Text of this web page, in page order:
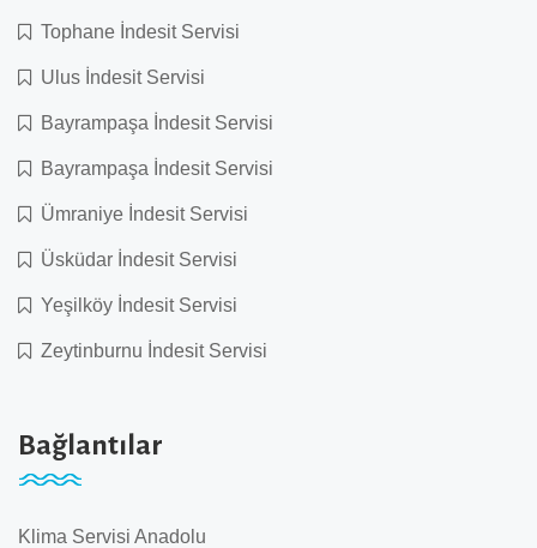
Tophane İndesit Servisi
Ulus İndesit Servisi
Bayrampaşa İndesit Servisi
Bayrampaşa İndesit Servisi
Ümraniye İndesit Servisi
Üsküdar İndesit Servisi
Yeşilköy İndesit Servisi
Zeytinburnu İndesit Servisi
Bağlantılar
Klima Servisi Anadolu